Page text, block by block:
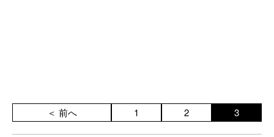
＜ 前へ 1 2 3